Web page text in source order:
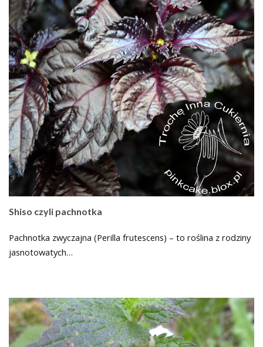
Shiso czyli pachnotka
Pachnotka zwyczajna (Perilla frutescens) – to roślina z rodziny
jasnotowatych…